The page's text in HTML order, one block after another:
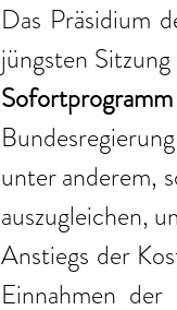
Das Präsidium
jüngsten
Sofortprogramm
unter anderem,
auszugleichen,
Anstiegs der
Einnahmen der